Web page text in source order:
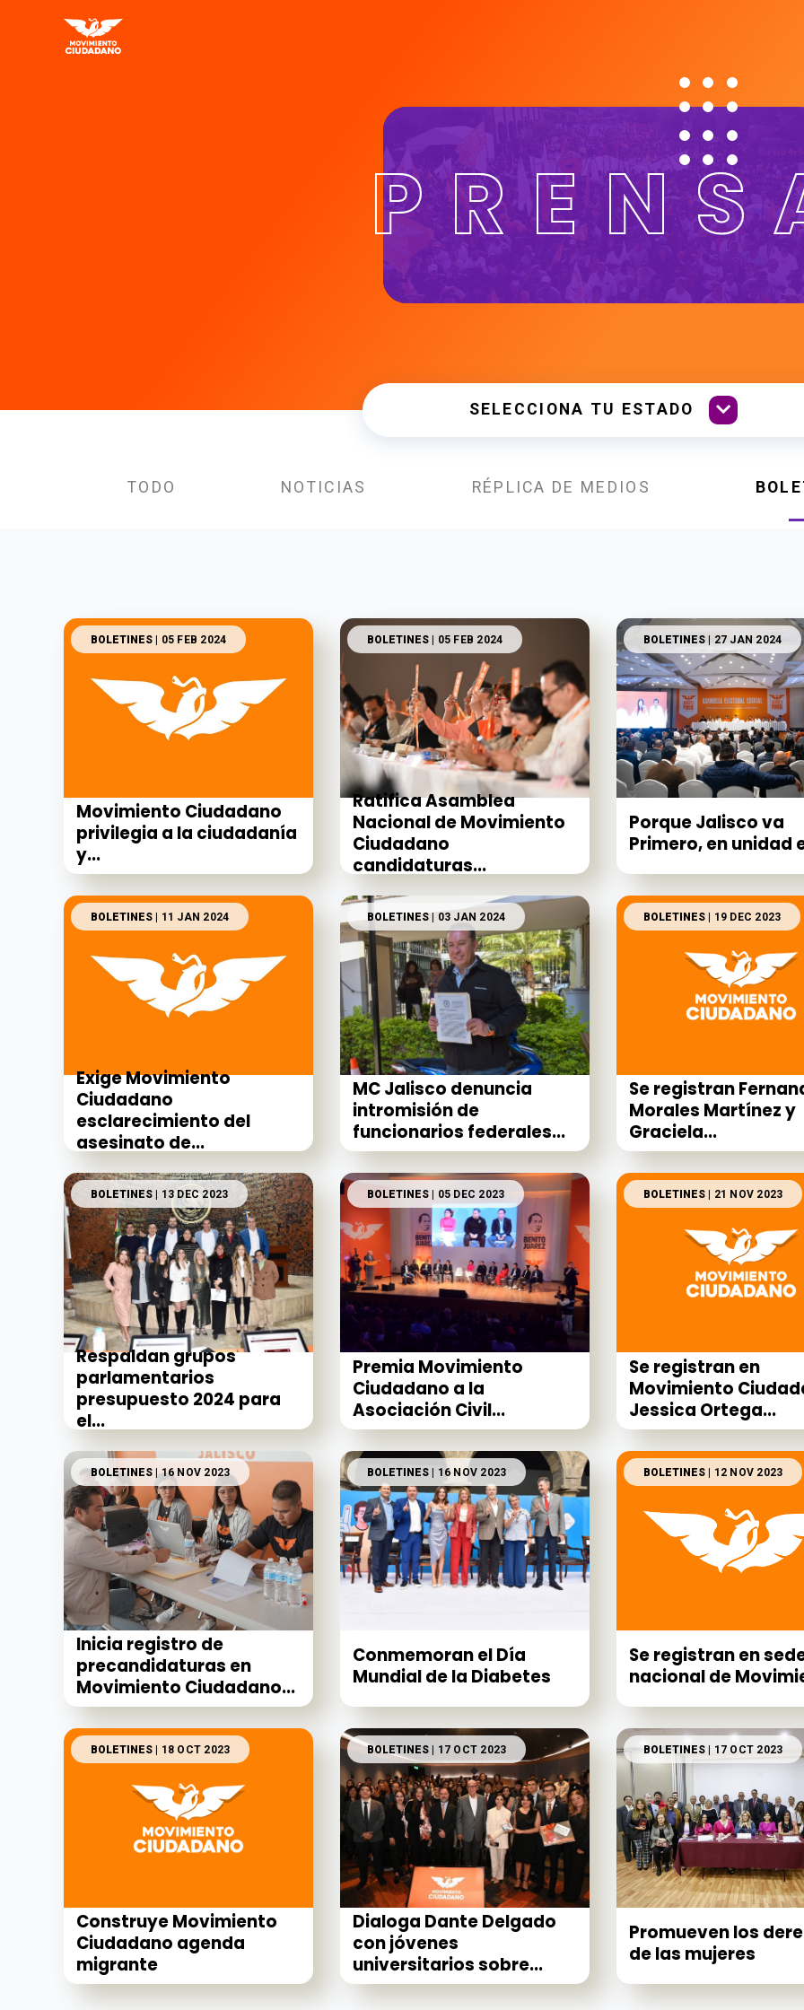
TODO NOTICIAS RÉPLICA DE MEDIOS
BOLETINES | 05 FEB 2024
Movimiento Ciudadano
privilegia a la ciudadanía
y...
BOLETINES | 05 FEB 2024
Ratifica Asamblea
Nacional de Movimiento
Ciudadano
candidaturas...
BOLETINES | 27 JAN 2024
Porque Jalisco va
Primero, en unidad
BOLETINES | 11 JAN 2024
Exige Movimiento
Ciudadano
esclarecimiento del
asesinato de...
BOLETINES | 03 JAN 2024
MC Jalisco denuncia
intromisión de
funcionarios federales...
BOLETINES | 19 DEC 2023
Se registran
Morales Martínez y
Graciela...
BOLETINES | 13 DEC 2023
Respaldan grupos
parlamentarios
presupuesto 2024 para
el...
BOLETINES | 05 DEC 2023
Premia Movimiento
Ciudadano a la
Asociación Civil...
BOLETINES | 21 NOV 2023
Se registran en
Movimiento
Jessica Ortega...
BOLETINES | 16 NOV 2023
Inicia registro de
precandidaturas en
Movimiento Ciudadano...
BOLETINES | 16 NOV 2023
Conmemoran el Día
Mundial de la Diabetes
BOLETINES | 12 NOV 2023
Se registran en
nacional de
BOLETINES | 18 OCT 2023
Construye Movimiento
Ciudadano agenda
migrante
BOLETINES | 17 OCT 2023
Dialoga Dante Delgado
con jóvenes
universitarios sobre...
BOLETINES | 17 OCT 2023
Promueven los
de las mujeres